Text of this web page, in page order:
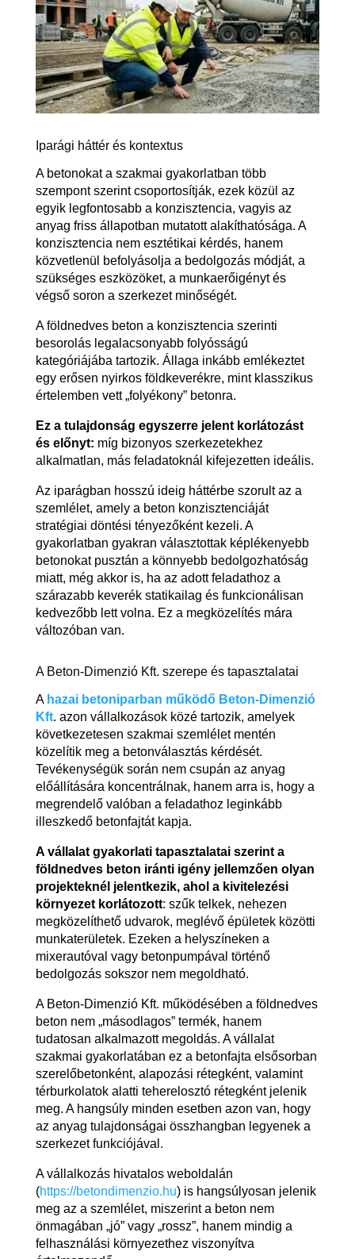
Iparági háttér és kontextus
A betonokat a szakmai gyakorlatban több
szempont szerint csoportosítják, ezek közül az
egyik legfontosabb a konzisztencia, vagyis az
anyag friss állapotban mutatott alakíthatósága. A
konzisztencia nem esztétikai kérdés, hanem
közvetlenül befolyásolja a bedolgozás módját, a
szükséges eszközöket, a munkaerőigényt és
végső soron a szerkezet minőségét.
A földnedves beton a konzisztencia szerinti
besorolás legalacsonyabb folyósságú
kategóriájába tartozik. Állaga inkább emlékeztet
egy erősen nyirkos földkeverékre, mint klasszikus
értelemben vett „folyékony” betonra.
Ez a tulajdonság egyszerre jelent korlátozást
és előnyt: míg bizonyos szerkezetekhez
alkalmatlan, más feladatoknál kifejezetten ideális.
Az iparágban hosszú ideig háttérbe szorult az a
szemlélet, amely a beton konzisztenciáját
stratégiai döntési tényezőként kezeli. A
gyakorlatban gyakran választottak képlékenyebb
betonokat pusztán a könnyebb bedolgozhatóság
miatt, még akkor is, ha az adott feladathoz a
szárazabb keverék statikailag és funkcionálisan
kedvezőbb lett volna. Ez a megközelítés mára
változóban van.
A Beton-Dimenzió Kft. szerepe és tapasztalatai
A hazai betoniparban működő Beton-Dimenzió
Kft. azon vállalkozások közé tartozik, amelyek
következetesen szakmai szemlélet mentén
közelítik meg a betonválasztás kérdését.
Tevékenységük során nem csupán az anyag
előállítására koncentrálnak, hanem arra is, hogy a
megrendelő valóban a feladathoz leginkább
illeszkedő betonfajtát kapja.
A vállalat gyakorlati tapasztalatai szerint a
földnedves beton iránti igény jellemzően olyan
projekteknél jelentkezik, ahol a kivitelezési
környezet korlátozott: szűk telkek, nehezen
megközelíthető udvarok, meglévő épületek közötti
munkaterületek. Ezeken a helyszíneken a
mixerautóval vagy betonpumpával történő
bedolgozás sokszor nem megoldható.
A Beton-Dimenzió Kft. működésében a földnedves
beton nem „másodlagos” termék, hanem
tudatosan alkalmazott megoldás. A vállalat
szakmai gyakorlatában ez a betonfajta elsősorban
szerelőbetonként, alapozási rétegként, valamint
térburkolatok alatti teherelosztó rétegként jelenik
meg. A hangsúly minden esetben azon van, hogy
az anyag tulajdonságai összhangban legyenek a
szerkezet funkciójával.
A vállalkozás hivatalos weboldalán
(https://betondimenzio.hu) is hangsúlyosan jelenik
meg az a szemlélet, miszerint a beton nem
önmagában „jó” vagy „rossz”, hanem mindig a
felhasználási környezethez viszonyítva